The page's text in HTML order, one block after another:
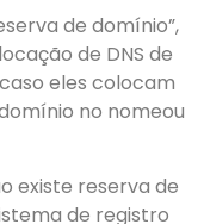
de domínio”,
de DNS de
eles colocam
no nomeou
existe reserva de
de registro